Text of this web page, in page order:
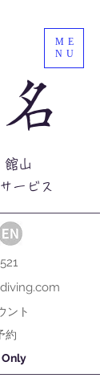
館山
ービス
ント
約
Only
ME
NU